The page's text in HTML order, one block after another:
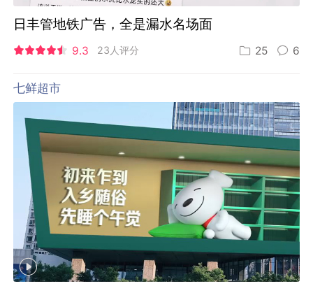
日丰管地铁广告，全是漏水名场面
9.3 23人评分 25 6
七鲜超市